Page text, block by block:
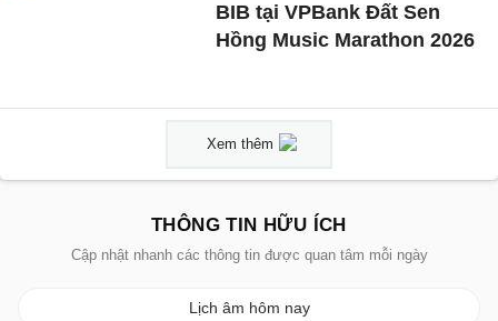
BIB tại VPBank Đất Sen
Hồng Music Marathon 2026
Xem thêm
THÔNG TIN HỮU ÍCH
Cập nhật nhanh các thông tin được quan tâm mỗi ngày
Lịch âm hôm nay